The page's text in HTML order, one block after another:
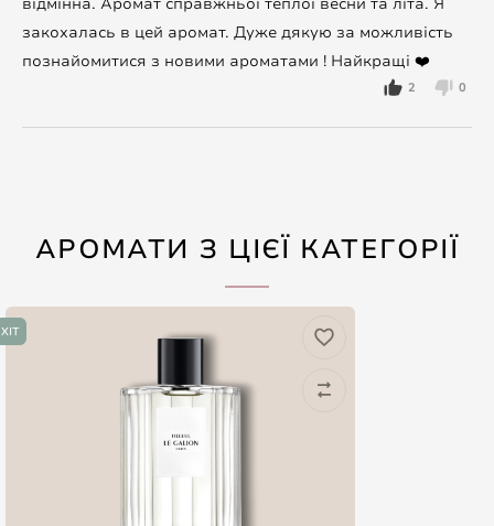
закохалась в цей аромат. Дуже дякую за можливість
познайомитися з новими ароматами ! Найкращі ❤️
2 0
АРОМАТИ З ЦІЄЇ КАТЕГОРІЇ
ХІТ